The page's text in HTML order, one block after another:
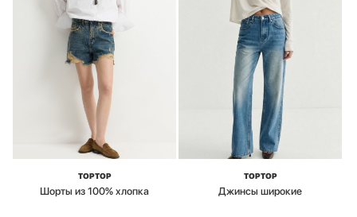
TOPTOP
Шорты из 100% хлопка
TOPTOP
Джинсы широкие